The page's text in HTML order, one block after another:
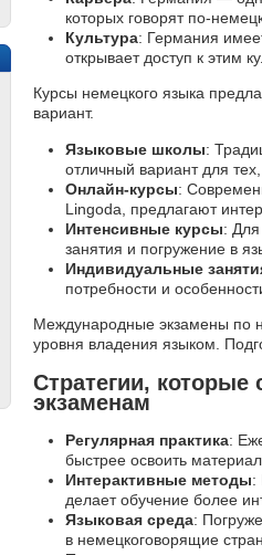
которых говорят по-
Культура: Германия
открывает доступ к этим
Курсы немецкого языка
вариант.
Языковые школы:
отличный вариант для
Онлайн-курсы:
Lingoda, предлагают
Интенсивные курсы: Для
занятия и погружение в
Индивидуальные
потребности и
Международные экзамены по
уровня владения языком.
Стратегии, которые
экзаменам
Регулярная практика:
быстрее освоить
Интерактивные методы:
делает обучение более
Языковая среда:
в немецкоговорящие